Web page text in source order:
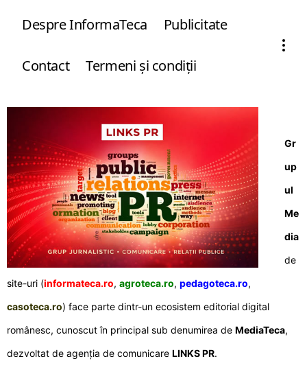
Despre InformaTeca Publicitate
Contact Termeni şi condiţii
Gr
up
ul
Me
dia
de
site-uri (informateca.ro, agroteca.ro, pedagoteca.ro,
casoteca.ro) face parte dintr-un ecosistem editorial digital
românesc, cunoscut în principal sub denumirea de MediaTeca,
dezvoltat de agenția de comunicare LINKS PR.